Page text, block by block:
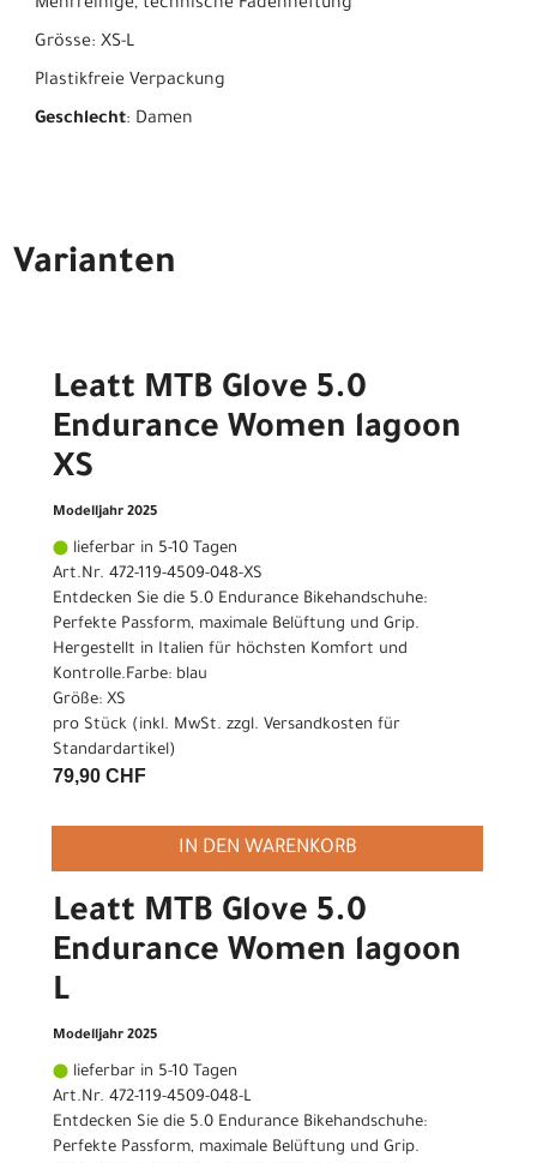
Mehrreihige, technische Fadenheftung
Grösse: XS-L
Plastikfreie Verpackung
Geschlecht: Damen
Varianten
Leatt MTB Glove 5.0
Endurance Women lagoon
XS
Modelljahr 2025
lieferbar in 5-10 Tagen
Art.Nr. 472-119-4509-048-XS
Entdecken Sie die 5.0 Endurance Bikehandschuhe:
Perfekte Passform, maximale Belüftung und Grip.
Hergestellt in Italien für höchsten Komfort und
Kontrolle.Farbe: blau
Größe: XS
pro Stück (inkl. MwSt. zzgl. Versandkosten für
Standardartikel)
79,90 CHF
IN DEN WARENKORB
Leatt MTB Glove 5.0
Endurance Women lagoon
L
Modelljahr 2025
lieferbar in 5-10 Tagen
Art.Nr. 472-119-4509-048-L
Entdecken Sie die 5.0 Endurance Bikehandschuhe:
Perfekte Passform, maximale Belüftung und Grip.